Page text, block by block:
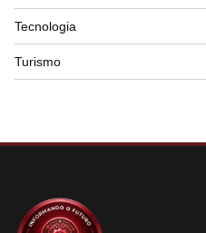
Tecnologia
Turismo